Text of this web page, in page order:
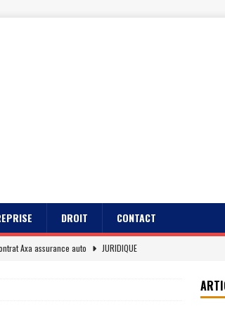
DROIT CONTACT
Axa assurance auto
JURIDIQUE